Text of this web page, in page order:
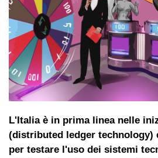
L'Italia è in prima linea nelle
(distributed ledger technology)
per testare l'uso dei sistemi